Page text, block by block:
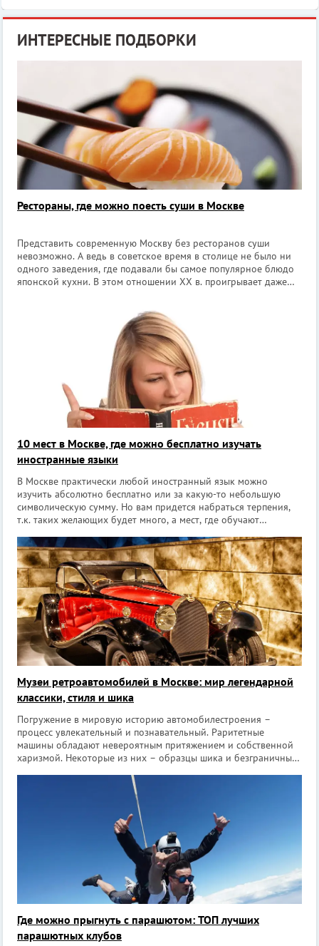
ИНТЕРЕСНЫЕ ПОДБОРКИ
Рестораны, где можно поесть суши в Москве
Представить современную Москву без ресторанов суши
невозможно. А ведь в советское время в столице не было ни
одного заведения, где подавали бы самое популярное блюдо
японской кухни. В этом отношении XX в. проигрывает даже
10 мест в Москве, где можно бесплатно изучать
иностранные языки
В Москве практически любой иностранный язык можно
изучить абсолютно бесплатно или за какую-то небольшую
символическую сумму. Но вам придется набраться терпения,
т.к. таких желающих будет много, а мест, где обучают
язык, тем больше очередь жела
Музеи ретроавтомобилей в Москве: мир легендарной
классики, стиля и шика
Погружение в мировую историю автомобилестроения –
процесс увлекательный и познавательный. Раритетные
машины обладают невероятным притяжением и собственной
харизмой. Некоторые из них – образцы шика и безграничных
подвигах и войнах, третьи – при
Где можно прыгнуть с парашютом: ТОП лучших
парашютных клубов